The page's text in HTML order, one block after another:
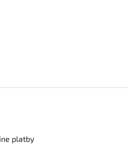
platby